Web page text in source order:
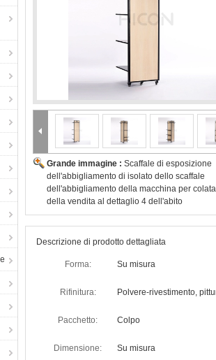
Grande immagine : Scaffale di esposizione
dell'abbigliamento di isolato dello scaffale
dell'abbigliamento della macchina per
della vendita al dettaglio 4 dell'abito
Descrizione di prodotto dettagliata
Forma: Su misura
Rifinitura: Polvere-rivestimento,
Pacchetto: Colpo
Dimensione: Su misura